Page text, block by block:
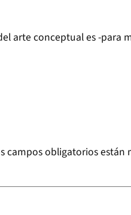
arte conceptual es -para
campos obligatorios están